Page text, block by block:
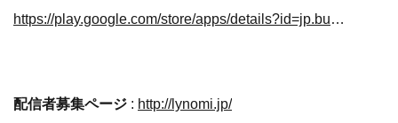
https://play.google.com/store/apps/details?id=jp.budonoki.lynomilivestream
配信者募集ページ : http://lynomi.jp/